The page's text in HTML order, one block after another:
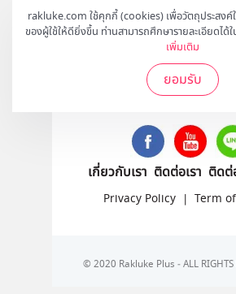
rakluke.com ใช้คุกกี้ (cookies) เพื่อวัตถุประสง
ของผู้ใช้ให้ดียิ่งขึ้น ท่านสามารถศึกษารายละเอียดได้ใ
เพิ่มเติม
ยอมรับ
สมัคร
ติดตามเราได้ที่
เกี่ยวกับเรา ติดต่อเรา ติดต่
Privacy Policy | Term
© 2020 Rakluke Plus - ALL RIGHTS